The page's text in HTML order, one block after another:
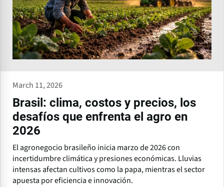
March 11, 2026
Brasil: clima, costos y precios, los
desafíos que enfrenta el agro en
2026
El agronegocio brasileño inicia marzo de 2026 con
incertidumbre climática y presiones económicas. Lluvias
intensas afectan cultivos como la papa, mientras el sector
apuesta por eficiencia e innovación.